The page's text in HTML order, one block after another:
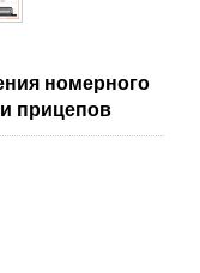
номерного
прицепов